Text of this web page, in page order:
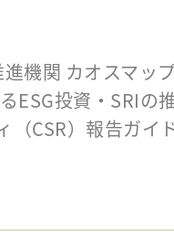
進機関 カオスマ
ESG投資・SRI
（CSR）報告ガイ